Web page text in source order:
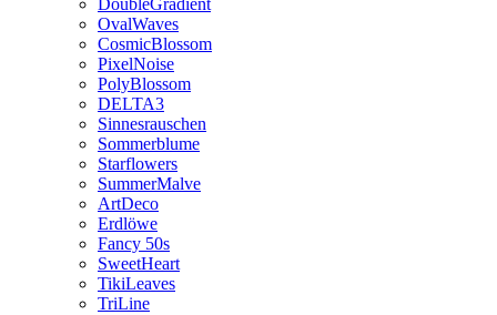
DoubleGradient
OvalWaves
CosmicBlossom
PixelNoise
PolyBlossom
DELTA3
Sinnesrauschen
Sommerblume
Starflowers
SummerMalve
ArtDeco
Erdlöwe
Fancy 50s
SweetHeart
TikiLeaves
TriLine